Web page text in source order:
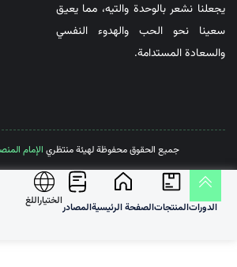
يجعلنا نشعر بالوحدة والتيه، مما يعيق
سعينا نحو الحب والهدوء النفسي
والسعادة المستدامة.
جميع الحقوق محفوظة لهيئة منتظري الإمام
الدوراتالمنتجاتالصفحة الرئيسيةالمصادرالختیاراللغ